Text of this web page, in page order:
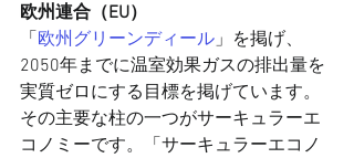
欧州連合（EU）
「 欧州グリーンディール」を掲げ、
2050年までに温室効果ガスの排出量を
実質ゼロにする目標を掲げています。
その主要な柱の一つがサーキュラーエ
コノミーです。「サーキュラーエコノ